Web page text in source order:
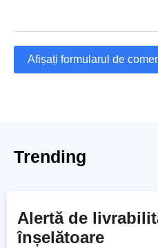
Afișați formularul de
Trending
Alertă de
înșelătoare